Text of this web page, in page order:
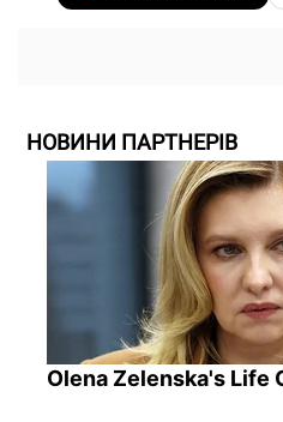
НОВИНИ ПАРТНЕРІВ
Olena Zelenska's Life